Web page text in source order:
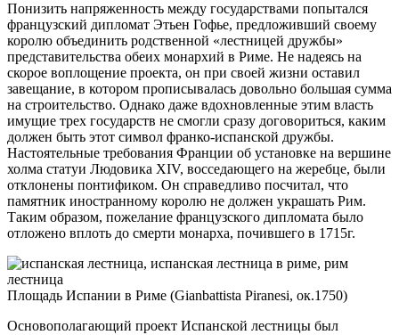
Понизить напряженность между государствами попытался
французский дипломат Этьен Гофье, предложивший своему
королю объединить родственной «лестницей дружбы»
представительства обеих монархий в Риме. Не надеясь на
скорое воплощение проекта, он при своей жизни оставил
завещание, в котором прописывалась довольно большая сумма
на строительство. Однако даже вдохновленные этим власть
имущие трех государств не смогли сразу договориться, каким
должен быть этот символ франко-испанской дружбы.
Настоятельные требования Франции об установке на вершине
холма статуи Людовика XIV, восседающего на жеребце, были
отклонены понтификом. Он справедливо посчитал, что
памятник иностранному королю не должен украшать Рим.
Таким образом, пожелание французского дипломата было
отложено вплоть до смерти монарха, почившего в 1715г.
Площадь Испании в Риме (Gianbattista Piranesi, ок.1750)
Основополагающий проект Испанской лестницы был